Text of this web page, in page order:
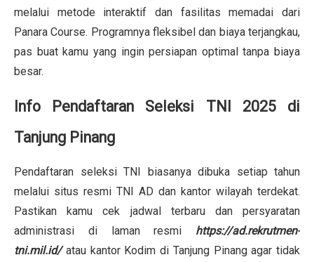
melalui metode interaktif dan fasilitas memadai dari
Panara Course. Programnya fleksibel dan biaya terjangkau,
pas buat kamu yang ingin persiapan optimal tanpa biaya
besar.
Info Pendaftaran Seleksi TNI 2025 di
Tanjung Pinang
Pendaftaran seleksi TNI biasanya dibuka setiap tahun
melalui situs resmi TNI AD dan kantor wilayah terdekat.
Pastikan kamu cek jadwal terbaru dan persyaratan
administrasi di laman resmi https://ad.rekrutmen-
tni.mil.id/atau kantor Kodim di Tanjung Pinang agar tidak